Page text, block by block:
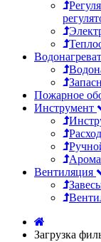
Пожарное
Инструмент
Вентиляция
Загрузка